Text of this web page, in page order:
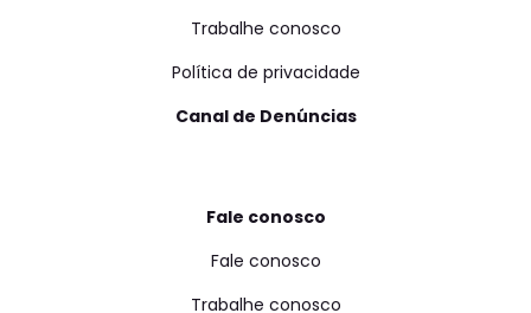
Trabalhe conosco
Política de privacidade
Canal de Denúncias
Fale conosco
Fale conosco
Trabalhe conosco